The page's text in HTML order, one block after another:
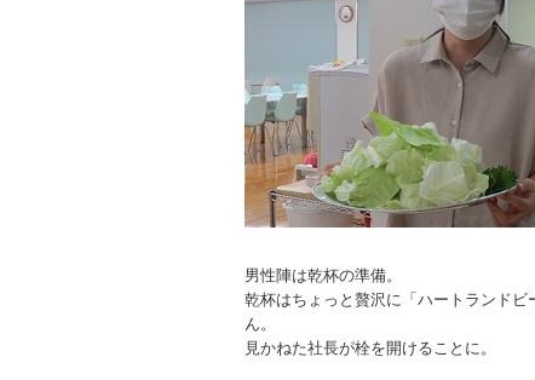
男性陣は乾杯の準備。
乾杯はちょっと贅沢に「ハートランド
ん。
見かねた社長が栓を開けることに。